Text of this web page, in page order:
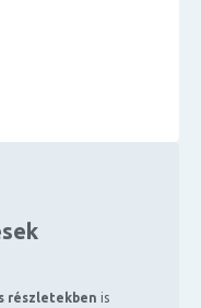
részletekben is